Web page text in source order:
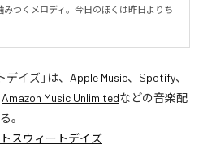
みつくメロディ。今日のぼくは昨日よりち
デイズ」は、 Apple Music、 Spotify、
Amazon Music Unlimitedなどの音楽配
。
スウィートデイズ